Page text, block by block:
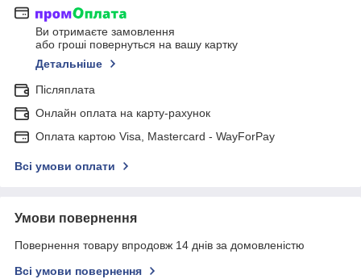
Ви отримаєте замовлення
або гроші повернуться на вашу картку
Детальніше
Післяплата
Онлайн оплата на карту-рахунок
Оплата картою Visa, Mastercard - WayForPay
Всі умови оплати
Умови повернення
Повернення товару впродовж 14 днів за домовленістю
Всі умови повернення